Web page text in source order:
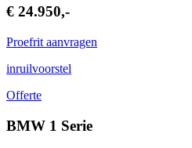
€ 24.950,-
Proefrit aanvragen
inruilvoorstel
Offerte
BMW 1 Serie